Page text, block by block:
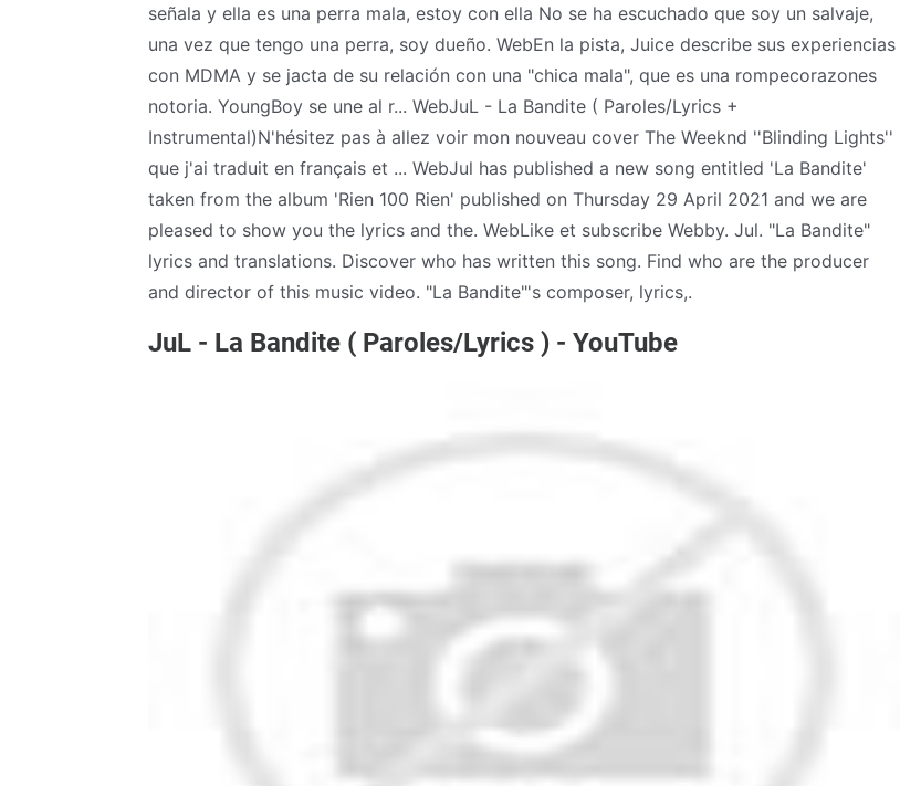
señala y ella es una perra mala, estoy con ella No se ha escuchado que soy un salvaje,
una vez que tengo una perra, soy dueño. WebEn la pista, Juice describe sus experiencias
con MDMA y se jacta de su relación con una "chica mala", que es una rompecorazones
notoria. YoungBoy se une al r... WebJuL - La Bandite ( Paroles/Lyrics +
Instrumental)N'hésitez pas à allez voir mon nouveau cover The Weeknd ''Blinding Lights''
que j'ai traduit en français et ... WebJul has published a new song entitled 'La Bandite'
taken from the album 'Rien 100 Rien' published on Thursday 29 April 2021 and we are
pleased to show you the lyrics and the. WebLike et subscribe Webby. Jul. "La Bandite"
lyrics and translations. Discover who has written this song. Find who are the producer
and director of this music video. "La Bandite"'s composer, lyrics,.
JuL - La Bandite ( Paroles/Lyrics ) - YouTube